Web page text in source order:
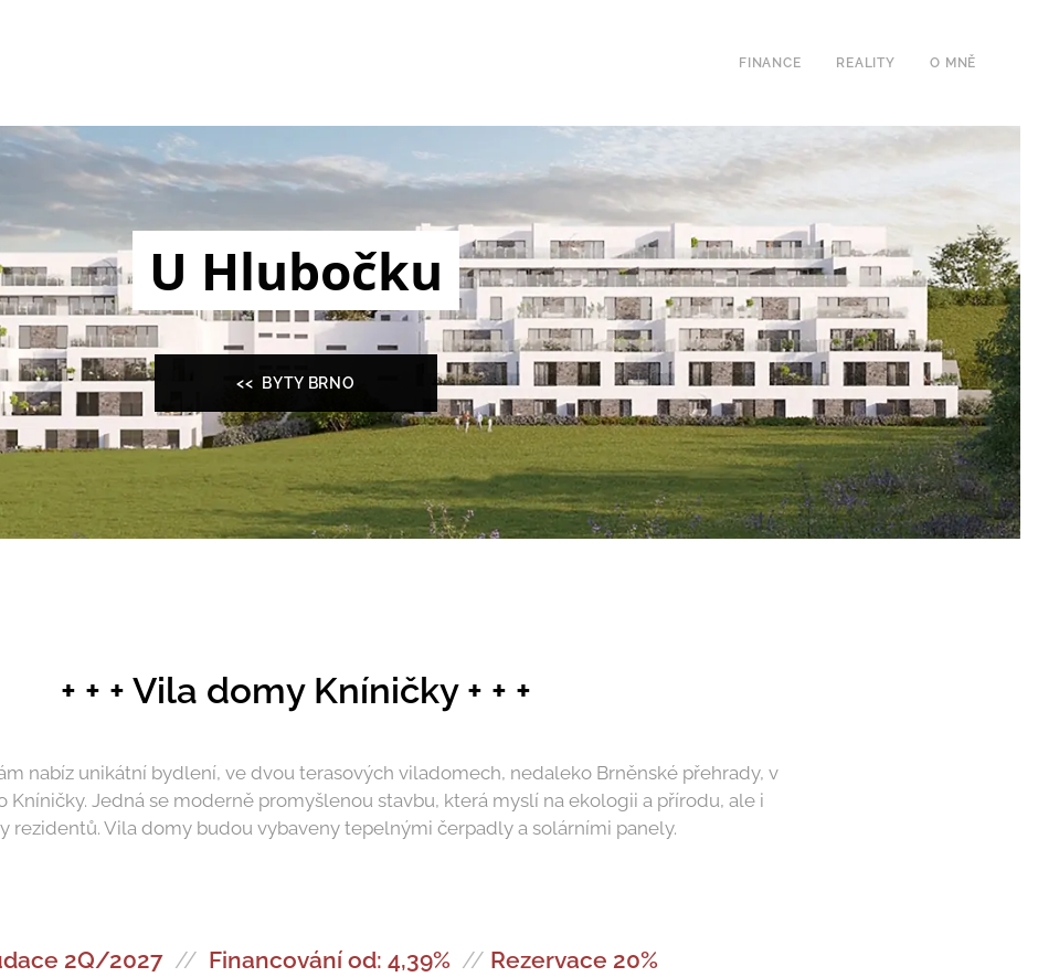
FINANCE REALITY O MNĚ
U Hlubočku
<< BYTY BRNO
+ + + Vila domy Kníničky + + +
nabíz unikátní bydlení, ve dvou terasových viladomech, nedaleko Brněnské přehrady, v
Kníničky. Jedná se moderně promyšlenou stavbu, která myslí na ekologii a přírodu, ale i
rezidentů. Vila domy budou vybaveny tepelnými čerpadly a solárními panely.
2Q/2027 // Financování od: 4,39% // Rezervace 20%